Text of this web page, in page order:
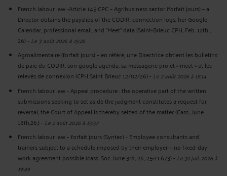
French labour law -Article 145 CPC – Agribusiness sector (forfait jours) – a
Director obtains the payslips of the CODIR, connection logs, her Google
Calendar, professional email, and "Meet" data (Saint-Brieuc CPH, Feb. 12th ,
26)- Le 3 août 2026 à 15:26
Agroalimentaire (forfait jours) – en référé, une Directrice obtient les bulletins
de paie du CODIR, son google agenda, sa messagerie pro et « meet » et les
relevés de connexion (CPH Saint Brieuc 12/02/26)- Le 2 août 2026 à 18:14
French labour law - Appeal procedure : the operative part of the written
submissions seeking to set aside the judgment constitutes a request for
reversal; the Court of Appeal is thereby seized of the matter (Cass., June
18th,26,)- Le 2 août 2026 à 15:57
French labour law – forfait jours (Syntec) - Employee consultants and
trainers subject to a schedule imposed by their employer = no fixed-day
work agreement possible (cass. Soc. June 3rd, 26, 25-11.673)- Le 31 juil. 2026 à
19:49